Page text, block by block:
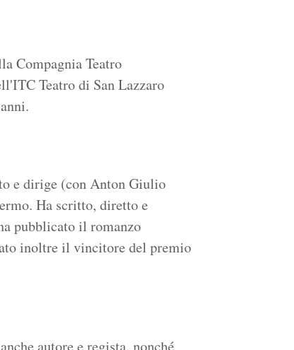
Compagnia Teatro
Teatro di San Lazzaro
e dirige (con Anton Giulio
Ha scritto, diretto e
pubblicato il romanzo
inoltre il vincitore del premio